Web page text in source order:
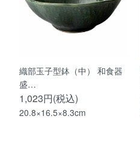
織部玉子型鉢（中） 和食器
盛…
1,023円(税込)
20.8×16.5×8.3cm